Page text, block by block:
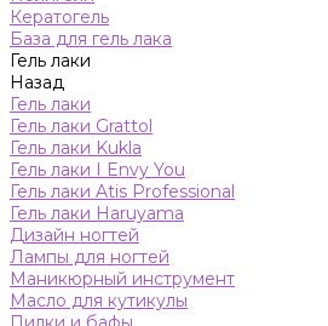
Кератогель
База для гель лака
Гель лаки
Назад
Гель лаки
Гель лаки Grattol
Гель лаки Kukla
Гель лаки I Envy You
Гель лаки Atis Professional
Гель лаки Haruyama
Дизайн ногтей
Лампы для ногтей
Маникюрный инструмент
Масло для кутикулы